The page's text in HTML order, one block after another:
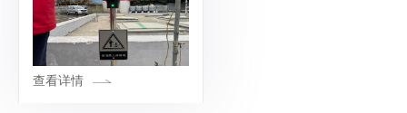
定”，应用场景集中在静电
敏感或易燃易爆的关键领
域。
查看详情